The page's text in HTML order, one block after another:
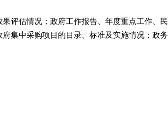
评估情况；政府工作报告、年度重点工作、民
集中采购项目的目录、标准及实施情况；政务